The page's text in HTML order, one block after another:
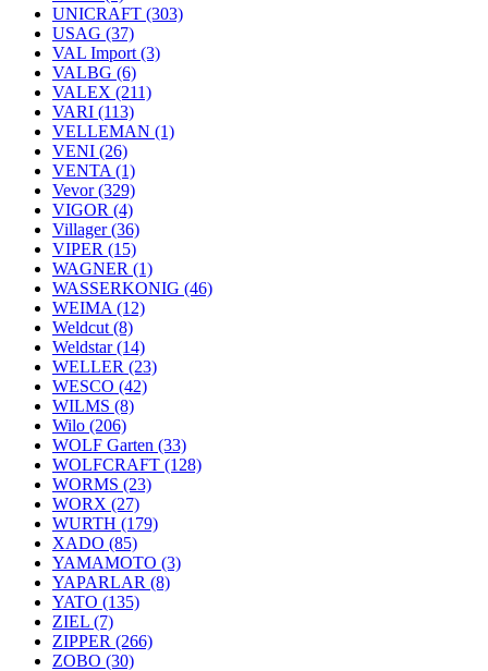
UNICRAFT (303)
USAG (37)
VAL Import (3)
VALBG (6)
VALEX (211)
VARI (113)
VELLEMAN (1)
VENI (26)
VENTA (1)
Vevor(329)
VIGOR (4)
Villager(36)
VIPER (15)
WAGNER (1)
WASSERKONIG (46)
WEIMA (12)
Weldcut (8)
Weldstar(14)
WELLER (23)
WESCO (42)
WILMS (8)
Wilo (206)
WOLF Garten (33)
WOLFCRAFT (128)
WORMS (23)
WORX (27)
WURTH (179)
XADO (85)
YAMAMOTO (3)
YAPARLAR (8)
YATO (135)
ZIEL (7)
ZIPPER (266)
ZOBO (30)